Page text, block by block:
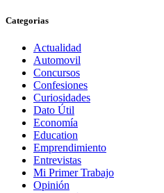
Categorias
Actualidad
Automovil
Concursos
Confesiones
Curiosidades
Dato Útil
Economía
Education
Emprendimiento
Entrevistas
Mi Primer Trabajo
Opinión